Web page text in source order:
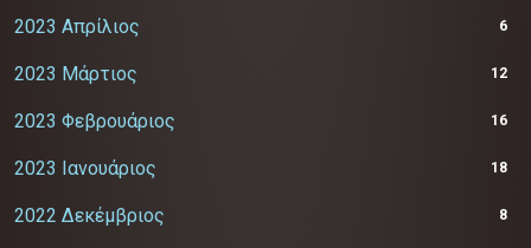
2023 Απρίλιος 6
2023 Μάρτιος 12
2023 Φεβρουάριος 16
2023 Ιανουάριος 18
2022 Δεκέμβριος 8